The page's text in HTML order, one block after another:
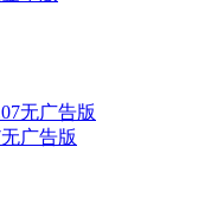
广告版